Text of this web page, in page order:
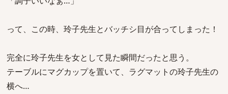
って、この時、玲子先生とバッチシ目が合ってしまった！
完全に玲子先生を女として見た瞬間だったと思う。
テーブルにマグカップを置いて、ラグマットの玲子先生の
横へ…